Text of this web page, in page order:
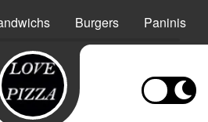
Burgers Paninis